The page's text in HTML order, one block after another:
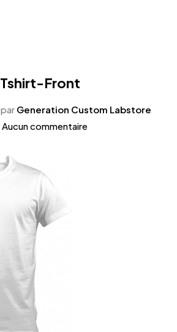
Tshirt-Front
par Generation Custom Labstore
Aucun commentaire